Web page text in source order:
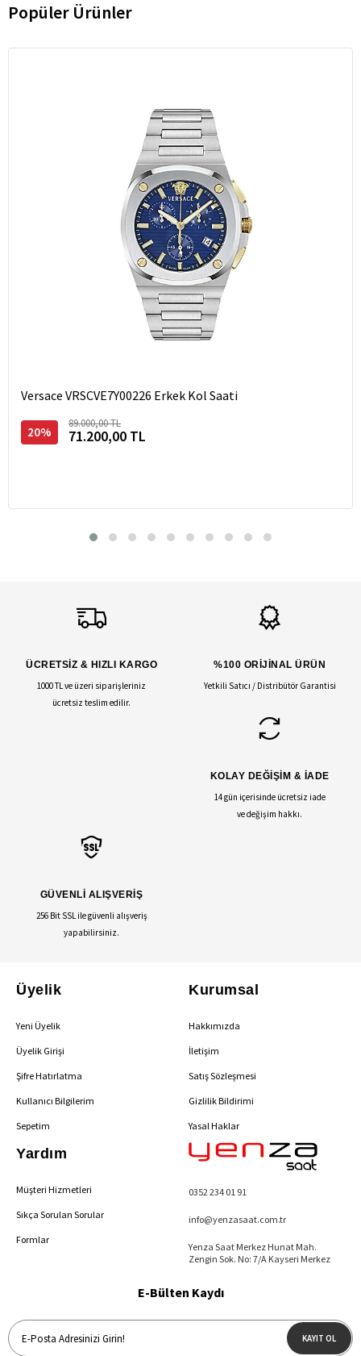
Popüler Ürünler
Versace VRSCVE7Y00226 Erkek Kol Saati
20%
89.000,00 TL
71.200,00 TL
ÜCRETSİZ & HIZLI KARGO
1000 TL ve üzeri siparişleriniz
ücretsiz teslim edilir.
%100 ORİJİNAL ÜRÜN
Yetkili Satıcı / Distribütör Garantisi
KOLAY DEĞİŞİM & İADE
14 gün içerisinde ücretsiz iade
ve değişim hakkı.
GÜVENLİ ALIŞVERİŞ
256 Bit SSL ile güvenli alışveriş
yapabilirsiniz.
Üyelik
Yeni Üyelik
Üyelik Girişi
Şifre Hatırlatma
Kullanıcı Bilgilerim
Sepetim
Kurumsal
Hakkımızda
İletişim
Satış Sözleşmesi
Gizlilik Bildirimi
Yasal Haklar
Yardım
Müşteri Hizmetleri
Sıkça Sorulan Sorular
Formlar
0352 234 01 91
info@yenzasaat.com.tr
Yenza Saat Merkez Hunat Mah.
Zengin Sok. No: 7/A Kayseri Merkez
E-Bülten Kaydı
KAYIT OL